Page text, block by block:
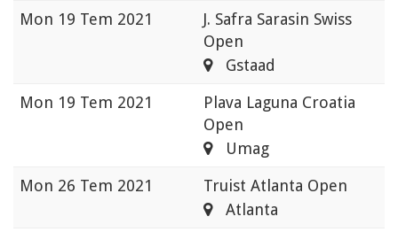
Mon 19 Tem 2021
J. Safra Sarasin Swiss
Open
Gstaad
Mon 19 Tem 2021
Plava Laguna Croatia
Open
Umag
Mon 26 Tem 2021
Truist Atlanta Open
Atlanta